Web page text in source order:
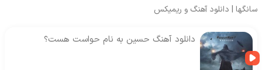
سانگها | دانلود آهنگ و ریمیکس
دانلود آهنگ حسین به نام حواست هست؟